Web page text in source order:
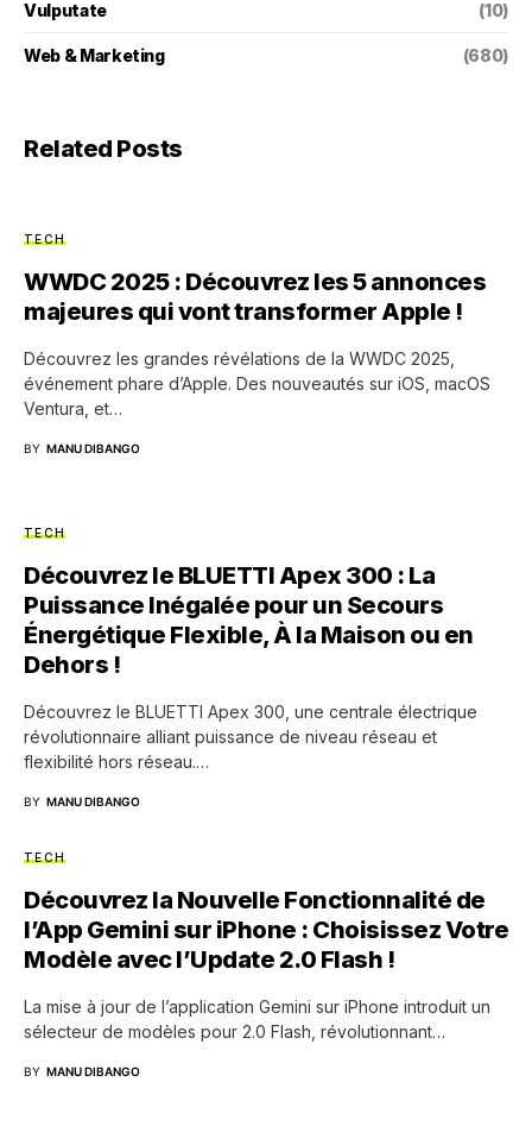
Vulputate (10)
Web & Marketing (680)
Related Posts
TECH
WWDC 2025 : Découvrez les 5 annonces
majeures qui vont transformer Apple !
Découvrez les grandes révélations de la WWDC 2025,
événement phare d’Apple. Des nouveautés sur iOS, macOS
Ventura, et…
BY MANU DIBANGO
TECH
Découvrez le BLUETTI Apex 300 : La
Puissance Inégalée pour un Secours
Énergétique Flexible, À la Maison ou en
Dehors !
Découvrez le BLUETTI Apex 300, une centrale électrique
révolutionnaire alliant puissance de niveau réseau et
flexibilité hors réseau.…
BY MANU DIBANGO
TECH
Découvrez la Nouvelle Fonctionnalité de
l’App Gemini sur iPhone : Choisissez Votre
Modèle avec l’Update 2.0 Flash !
La mise à jour de l’application Gemini sur iPhone introduit un
sélecteur de modèles pour 2.0 Flash, révolutionnant…
BY MANU DIBANGO